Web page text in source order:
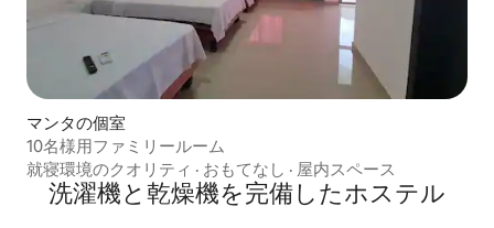
マンタの個室
10名様用ファミリールーム
就寝環境のクオリティ · おもてなし · 屋内スペース
洗濯機と乾燥機を完備したホステル